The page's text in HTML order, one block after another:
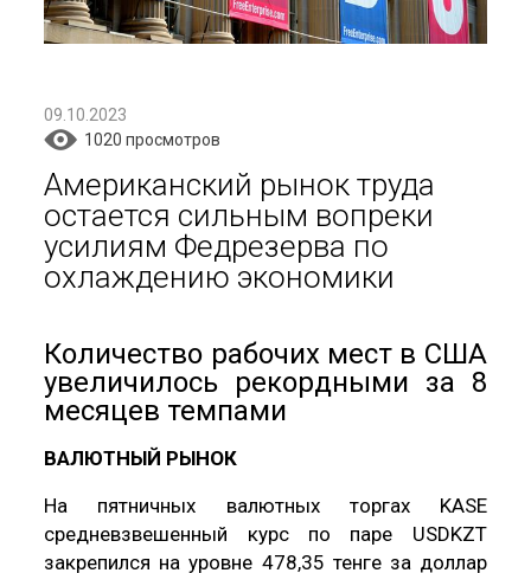
09.10.2023
1020 просмотров
Американский рынок труда
остается сильным вопреки
усилиям Федрезерва по
охлаждению экономики
Количество рабочих мест в США
увеличилось рекордными за 8
месяцев темпами
ВАЛЮТНЫЙ РЫНОК
На пятничных валютных торгах KASE
средневзвешенный курс по паре USDKZT
закрепился на уровне 478,35 тенге за доллар